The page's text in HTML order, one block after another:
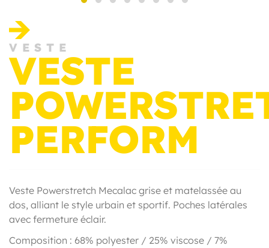
VESTE
VESTE
PERFORM
Veste Powerstretch Mecalac grise et matelassée au
dos, alliant le style urbain et sportif. Poches latérales
avec fermeture éclair.
Composition : 68% polyester / 25% viscose / 7%